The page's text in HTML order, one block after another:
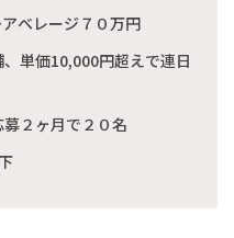
ベレージ７０万円
単価10,000円超えで連日
２ヶ月で２０名